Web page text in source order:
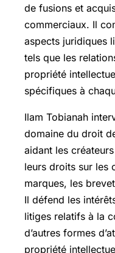
de fusions et
commerciaux. Il
aspects juridiques
tels que les
propriété
spécifiques à
Ilam Tobianah
domaine du droit
aidant les
leurs droits sur les
marques, les
Il défend les
litiges relatifs à la
d’autres formes
propriété